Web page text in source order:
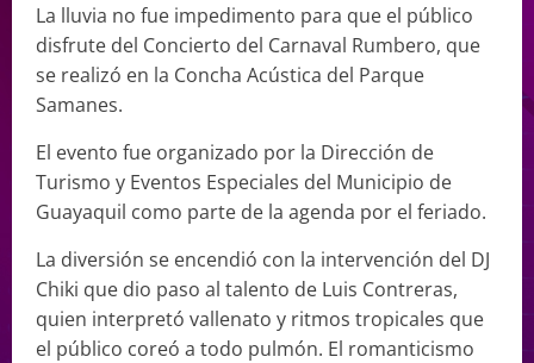
La lluvia no fue impedimento para que el público
disfrute del Concierto del Carnaval Rumbero, que
se realizó en la Concha Acústica del Parque
Samanes.
El evento fue organizado por la Dirección de
Turismo y Eventos Especiales del Municipio de
Guayaquil como parte de la agenda por el feriado.
La diversión se encendió con la intervención del DJ
Chiki que dio paso al talento de Luis Contreras,
quien interpretó vallenato y ritmos tropicales que
el público coreó a todo pulmón. El romanticismo